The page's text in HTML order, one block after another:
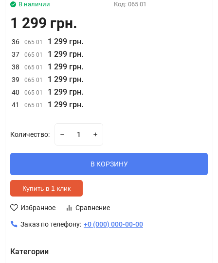
В наличии Код: 065 01
1 299 грн.
36 065 01 1 299 грн.
37 065 01 1 299 грн.
38 065 01 1 299 грн.
39 065 01 1 299 грн.
40 065 01 1 299 грн.
41 065 01 1 299 грн.
Количество:
В КОРЗИНУ
Купить в 1 клик
Избранное Сравнение
Заказ по телефону: +0 (000) 000-00-00
Категории